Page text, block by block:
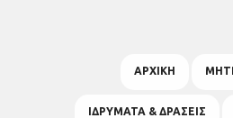
ΑΡΧΙΚΗ
ΙΔΡΥΜΑΤΑ & ΔΡΑΣΕΙΣ